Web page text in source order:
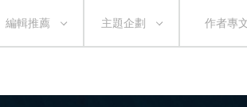
編輯推薦 主題企劃 作者專